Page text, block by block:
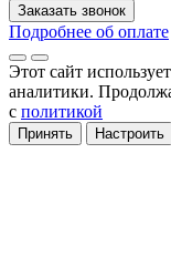
Заказать звонок
Подробнее об оплате
Этот сайт
аналитики.
с политикой
Принять Настроить